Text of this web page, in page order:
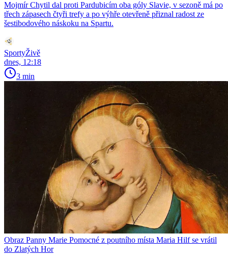
Mojmír Chytil dal proti Pardubicím oba góly Slavie, v sezoně má po
třech zápasech čtyři trefy a po výhře otevřeně přiznal radost ze
šestibodového náskoku na Spartu.
SportyŽivě
dnes, 12:18
3 min
Obraz Panny Marie Pomocné z poutního místa Maria Hilf se vrátil
do Zlatých Hor